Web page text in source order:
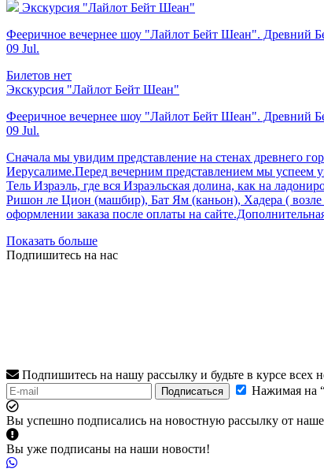
Экскурсия "Лайлот Бейт Шеан"
Фееричное вечернее шоу "Лайлот Бейт Шеан". Древний
09 Jul.
Билетов нет
Экскурсия "Лайлот Бейт Шеан"
Фееричное вечернее шоу "Лайлот Бейт Шеан". Древний
09 Jul.
Сначала мы увидим представление на стенах древнего
Иерусалиме.Перед вечерним представлением мы успеем
Тель Израэль, где вся Израэльская долина, как на
Ришон ле Цион (машбир), Бат Ям (каньон), Хадера ( возле
оформлении заказа после оплаты на
Показать больше
Подпишитесь на нас
Подпишитесь на нашу рассылку и будьте в курсе всех
Подписаться Нажимая на
Вы успешно подписались на новостную рассылку от
Вы уже подписаны на наши новости!